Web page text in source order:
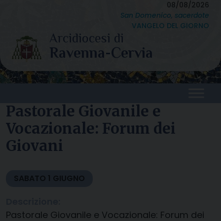
content
08/08/2026
San Domenico, sacerdote
VANGELO DEL GIORNO
Pastorale Giovanile e
Vocazionale: Forum dei
Giovani
SABATO 1 GIUGNO
Pastorale Giovanile e Vocazionale: Forum dei